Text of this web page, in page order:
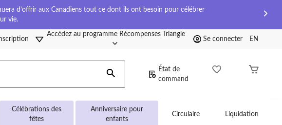
d’offrir aux Canadiens tout ce dont ils ont besoin pour célébrer
vie.
Accédez au programme Récompenses Triangle
Se connecter EN
État de
command
Célébrations des
fêtes
Anniversaire pour
enfants
Circulaire Liquidation